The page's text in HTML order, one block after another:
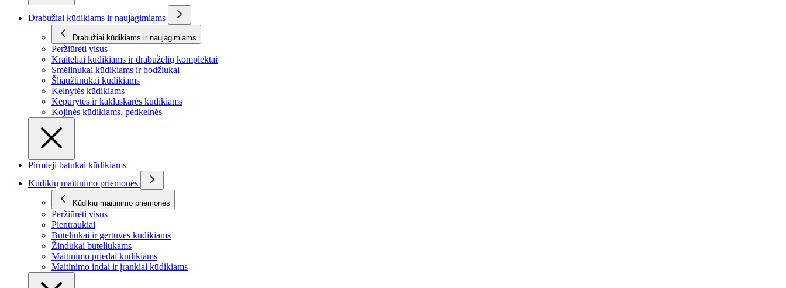
Drabužiai kūdikiams ir naujagimiams
Drabužiai kūdikiams ir naujagimiams
Peržiūrėti visus
Kraiteliai kūdikiams ir drabužėlių komplektai
Smėlinukai kūdikiams ir bodžiukai
Šliaužtinukai kūdikiams
Kelnytės kūdikiams
Kepurytės ir kaklaskarės kūdikiams
Kojinės kūdikiams, pėdkelnės
Pirmieji batukai kūdikiams
Kūdikių maitinimo priemonės
Kūdikių maitinimo priemonės
Peržiūrėti visus
Pientraukiai
Buteliukai ir gertuvės kūdikiams
Žindukai buteliukams
Maitinimo priedai kūdikiams
Maitinimo indai ir įrankiai kūdikiams